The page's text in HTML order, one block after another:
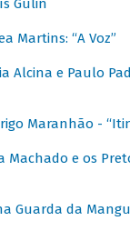
Gulin
Martins: “A Voz”
Alcina e Paulo
Maranhão -
Machado e os
Guarda da